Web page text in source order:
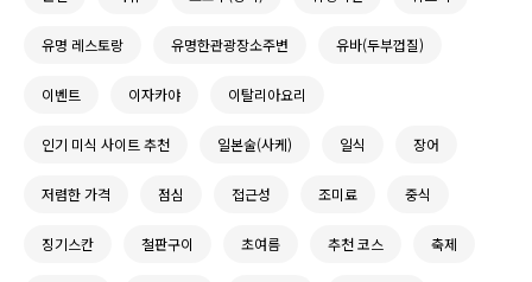
유명 레스토랑 유명한관광장소주변 유바(두부껍질)
이벤트 이자카야 이탈리아요리
인기 미식 사이트 추천 일본술(사케) 일식 장어
저렴한 가격 점심 접근성 조미료 중식
징기스칸 철판구이 초여름 추천 코스 축제